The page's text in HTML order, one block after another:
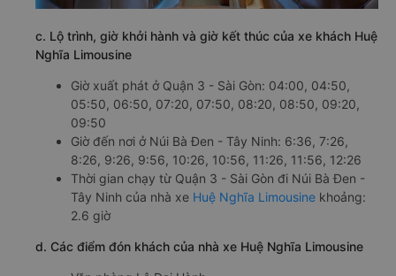
c. Lộ trình, giờ khởi hành và giờ kết thúc của xe khách Huệ
Nghĩa Limousine
Giờ xuất phát ở Quận 3 - Sài Gòn: 04:00, 04:50,
05:50, 06:50, 07:20, 07:50, 08:20, 08:50, 09:20,
09:50
Giờ đến nơi ở Núi Bà Đen - Tây Ninh: 6:36, 7:26,
8:26, 9:26, 9:56, 10:26, 10:56, 11:26, 11:56, 12:26
Thời gian chạy từ Quận 3 - Sài Gòn đi Núi Bà Đen -
Tây Ninh của nhà xe Huệ Nghĩa Limousine khoảng:
2.6 giờ
d. Các điểm đón khách của nhà xe Huệ Nghĩa Limousine